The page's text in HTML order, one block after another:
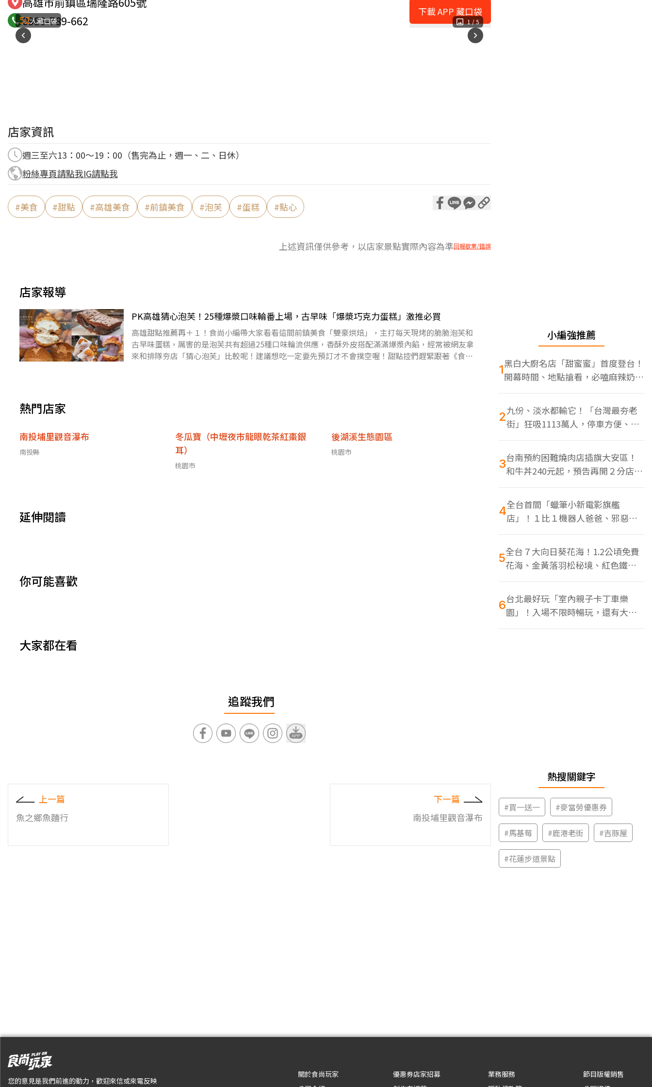
1 /5
52人藏口袋
0986-789-662
店家資訊
週三至六13：00～19：00（售完為止，週一、二、日休）
粉絲專頁請點我IG請點我
#美食 #甜點 #高雄美食 #前鎮美食 #泡芙 #蛋糕 #點心
下載 APP 藏口袋
上述資訊僅供參考，以店家景點實際內容為準回報歇業/錯誤
店家報導
PK高雄猜心泡芙！25種爆漿口味輪番上場，古早味「爆漿巧克力蛋糕」激推必買
高雄甜點推薦再＋１！食尚小編帶大家看看這間前鎮美食「雙豪烘焙」，主打每天現烤的脆脆泡芙和
古早味蛋糕，厲害的是泡芙共有超過25種口味輪流供應，香酥外皮搭配滿滿爆漿內餡，經常被網友拿
來和排隊夯店「猜心泡芙」比較呢！建議想吃一定要先預訂才不會撲空喔！甜點控們趕緊跟著《食尚
熱門店家
南投埔里觀音瀑布
南投縣
冬瓜寶（中壢夜市龍眼乾茶紅棗銀
耳）
桃園市
後湖溪生態園區
桃園市
延伸閱讀
你可能喜歡
大家都在看
追蹤我們
上一篇
魚之鄉魚麵行
下一篇
南投埔里觀音瀑布
小編強推薦
1黑白大廚名店「甜蜜蜜」首度登台！
開幕時間、地點搶看，必嗑麻辣奶油
蝦
2九份、淡水都輸它！「台灣最夯老
街」狂吸1113萬人，停車方便、特
色美食多
3台南預約困難燒肉店插旗大安區！
和牛丼240元起，預告再開２分店、
地點曝光
4全台首間「蠟筆小新電影旗艦
店」！１比１機器人爸爸、邪惡正
男，百款周邊買翻
5全台７大向日葵花海！1.2公頃免費
花海、金黃落羽松秘境、紅色鐵橋
同框
6台北最好玩「室內親子卡丁車樂
園」！入場不限時暢玩，還有大螢
幕Switch遊戲區
熱搜關鍵字
#買一送一 #麥當勞優惠券
#馬基莓 #鹿港老街 #吉豚屋
#花蓮步道景點
您的意見是我們前進的動力，歡迎來信或來電反映
關於食尚玩家
優惠券店家招募
業務服務
節目版權銷售